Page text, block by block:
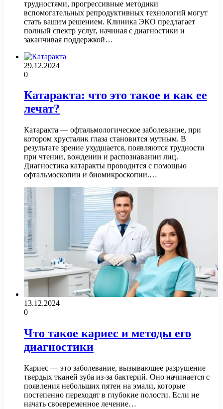
трудностями, прогрессивные методики
вспомогательных репродуктивных технологий могут
стать вашим решением. Клиника ЭКО предлагает
полный спектр услуг, начиная с диагностики и
заканчивая поддержкой…
29.12.2024
0
Катаракта: что это такое и как ее
лечат?
Катаракта — офтальмологическое заболевание, при
котором хрусталик глаза становится мутным. В
результате зрение ухудшается, появляются трудности
при чтении, вождении и распознавании лиц.
Диагностика катаракты проводится с помощью
офтальмоскопии и биомикроскопии.…
13.12.2024
0
Что такое кариес и методы его
диагностики
Кариес — это заболевание, вызывающее разрушение
твердых тканей зуба из-за бактерий. Оно начинается с
появления небольших пятен на эмали, которые
постепенно переходят в глубокие полости. Если не
начать своевременное лечение…